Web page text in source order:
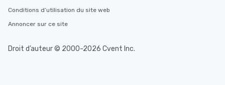
Conditions d’utilisation du site web
Annoncer sur ce site
Droit d’auteur © 2000-2026 Cvent Inc.